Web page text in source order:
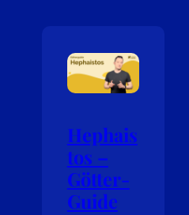
Hephais
tos –
Götter-
Guide